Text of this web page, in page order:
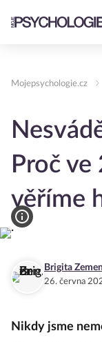
Mojepsychologie.cz
Proč
věříme
Brigita Zemen
26. června
Nikdy jsme